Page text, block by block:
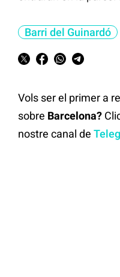
Barri del Guinardó
Vols ser el primer a
sobre Barcelona?
nostre canal de